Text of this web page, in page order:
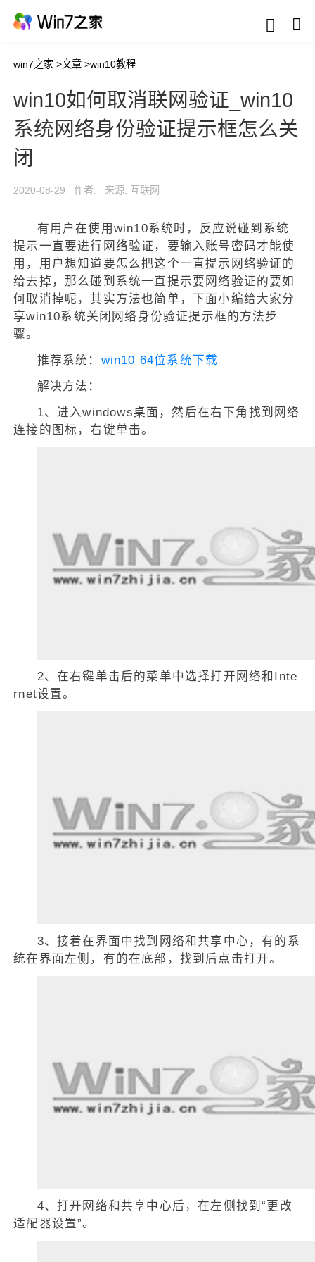
win7之家 >文章 >win10教程
win10如何取消联网验证_win10
系统网络身份验证提示框怎么关
闭
2020-08-29 作者: 来源: 互联网
有用户在使用win10系统时，反应说碰到系统
提示一直要进行网络验证，要输入账号密码才能使
用，用户想知道要怎么把这个一直提示网络验证的
给去掉，那么碰到系统一直提示要网络验证的要如
何取消掉呢，其实方法也简单，下面小编给大家分
享win10系统关闭网络身份验证提示框的方法步
骤。
推荐系统： win10 64位系统下载
解决方法：
1、进入windows桌面，然后在右下角找到网络
连接的图标，右键单击。
2、在右键单击后的菜单中选择打开网络和Inte
rnet设置。
3、接着在界面中找到网络和共享中心，有的系
统在界面左侧，有的在底部，找到后点击打开。
4、打开网络和共享中心后，在左侧找到“更改
适配器设置”。